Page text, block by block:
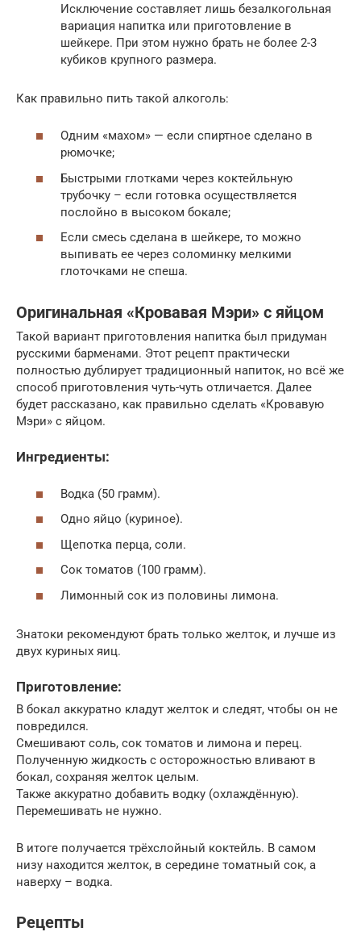
Исключение составляет лишь безалкогольная
вариация напитка или приготовление в
шейкере. При этом нужно брать не более 2-3
кубиков крупного размера.
Как правильно пить такой алкоголь:
Одним «махом» — если спиртное сделано в
рюмочке;
Быстрыми глотками через коктейльную
трубочку – если готовка осуществляется
послойно в высоком бокале;
Если смесь сделана в шейкере, то можно
выпивать ее через соломинку мелкими
глоточками не спеша.
Оригинальная «Кровавая Мэри» с яйцом
Такой вариант приготовления напитка был придуман
русскими барменами. Этот рецепт практически
полностью дублирует традиционный напиток, но всё же
способ приготовления чуть-чуть отличается. Далее
будет рассказано, как правильно сделать «Кровавую
Мэри» с яйцом.
Ингредиенты:
Водка (50 грамм).
Одно яйцо (куриное).
Щепотка перца, соли.
Сок томатов (100 грамм).
Лимонный сок из половины лимона.
Знатоки рекомендуют брать только желток, и лучше из
двух куриных яиц.
Приготовление:
В бокал аккуратно кладут желток и следят, чтобы он не
повредился.
Смешивают соль, сок томатов и лимона и перец.
Полученную жидкость с осторожностью вливают в
бокал, сохраняя желток целым.
Также аккуратно добавить водку (охлаждённую).
Перемешивать не нужно.
В итоге получается трёхслойный коктейль. В самом
низу находится желток, в середине томатный сок, а
наверху – водка.
Рецепты